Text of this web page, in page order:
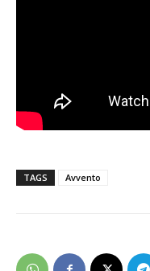
TAGS Avvento